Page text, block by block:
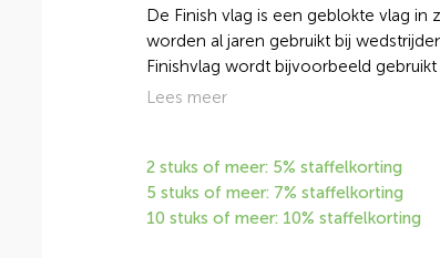
De Finish vlag is een geblokte vlag in
worden al jaren gebruikt bij
Finishvlag wordt bijvoorbeeld
Finishvlag is geschikt voor aan een
Lees meer
2 stuks of meer: 5% staffelkorting
5 stuks of meer: 7% staffelkorting
10 stuks of meer: 10% staffelkorting